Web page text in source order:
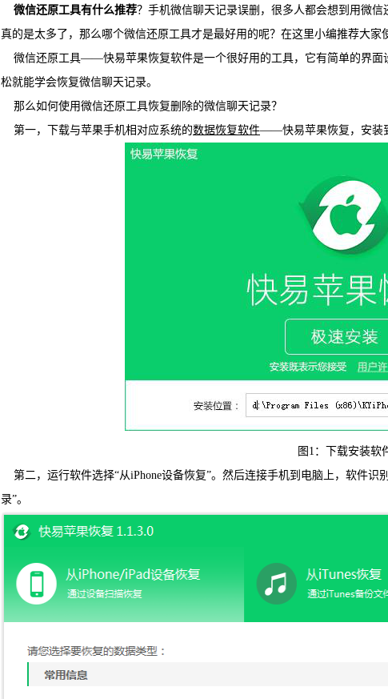
快易
可恢复微
微信还原工具有什么推荐？手机微信聊天记录误删，很多人都会想到用微
真的是太多了，那么哪个微信还原工具才是最好用的呢？在这里小编推荐大家
微信还原工具——快易苹果恢复软件是一个很好用的工具，它有简单的界面
松就能学会恢复微信聊天记录。
那么如何使用微信还原工具恢复删除的微信聊天记录？
第一，下载与苹果手机相对应系统的数据恢复软件——快易苹果恢复，安装
图1：下载安装软
第二，运行软件选择“从iPhone设备恢复”。然后连接手机到电脑上，软件识
录”。